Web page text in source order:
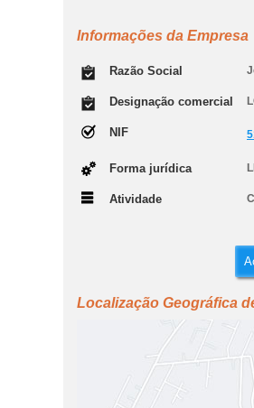
Informações da Empresa
Razão Social
Designação comercial
NIF
Forma jurídica
Atividade
Localização Geográfica